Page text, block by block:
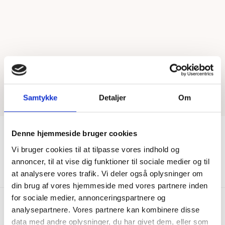
Samtykke Detaljer Om
Denne hjemmeside bruger cookies
Vi bruger cookies til at tilpasse vores indhold og
annoncer, til at vise dig funktioner til sociale medier og til
at analysere vores trafik. Vi deler også oplysninger om
din brug af vores hjemmeside med vores partnere inden
for sociale medier, annonceringspartnere og
analysepartnere. Vores partnere kan kombinere disse
data med andre oplysninger, du har givet dem, eller som
Vis mere